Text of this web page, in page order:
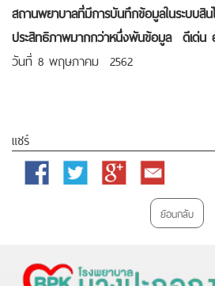
สถานพยาบาลที่มีการบันทึกข้อมูลในระบบสิ
ประสิทธิภาพมากกว่าหนึ่งพันข้อมูล ดีเ
วันที่ 8 พฤษภาคม 2562
แชร์
Facebook Twitter
Google
Email
ย้อนกลับ